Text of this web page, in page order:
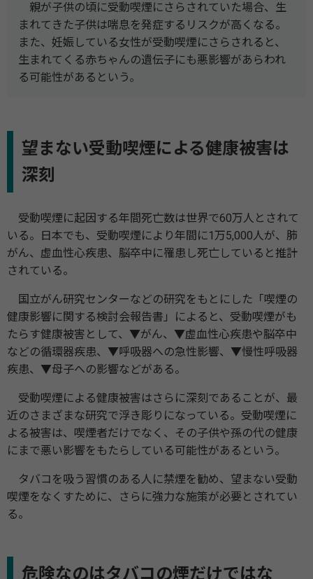
親が子供の頃に受動喫煙にさらされていた場合、生
まれてきた子供は喘息を発症するリスクが高くなる。
また、妊娠している女性が受動喫煙にさらされると、
生まれてくる赤ちゃんの遺伝子にも悪影響があらわれ
る可能性があるという。
望まない受動喫煙による健康被害は
深刻
受動喫煙に起因する年間死亡数は世界で60万人とされて
いる。日本でも、受動喫煙により年間に1万5,000人が、肺
がん、虚血性心疾患、脳卒中に罹患し死亡していると推計
されている。
国立がん研究センターなどの研究をもとにした「喫煙の
健康影響に関する検討会報告書」によると、受動喫煙がも
たらす健康被害として、▼がん、▼虚血性心疾患や脳卒中
などの循環器疾患、▼呼吸器への急性影響、▼慢性呼吸器
疾患、▼母子への影響などがある。
受動喫煙による健康被害はさらに深刻であることが、最
近のさまざまな研究で浮き彫りになっている。受動喫煙に
よる被害は、喫煙者だけでなく、その子供や孫の代の健康
にまで悪い影響をもたらしている可能性があるという。
タバコを吸う習慣のある人に禁煙を勧め、望まない受動
喫煙をなくすために、さらに強力な施策が必要とされてい
る。
危険なのはタバコの煙だけではな